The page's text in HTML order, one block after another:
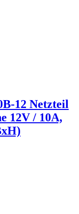
12 Netzteil
12V / 10A,